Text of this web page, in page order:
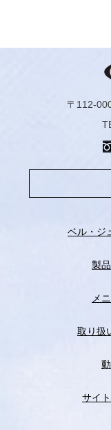
〒112-
ベル・ジ
製
メ
取り扱
サイ